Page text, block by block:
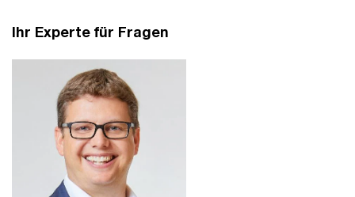
Ihr Experte für Fragen